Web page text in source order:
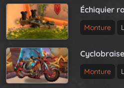
Échiquier
Monture
Monture